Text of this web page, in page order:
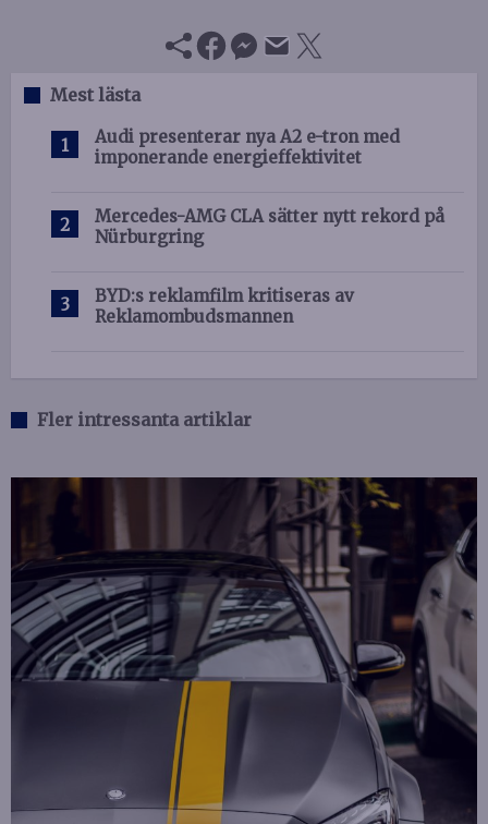
Mest lästa
Audi presenterar nya A2 e-tron med
imponerande energieffektivitet
Mercedes-AMG CLA sätter nytt rekord på
Nürburgring
BYD:s reklamfilm kritiseras av
Reklamombudsmannen
Fler intressanta artiklar